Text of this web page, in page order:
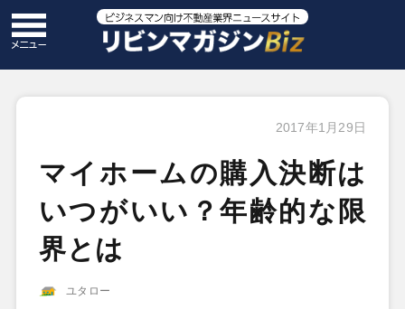
2017年1月29日
マイホームの購入決断は
いつがいい？年齢的な限
界とは
ユタロー